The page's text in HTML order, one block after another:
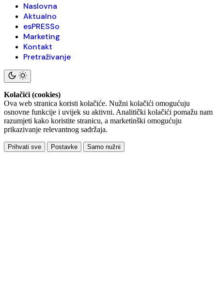
Naslovna
Aktualno
esPRESSo
Marketing
Kontakt
Pretraživanje
Kolačići (cookies)
Ova web stranica koristi kolačiće. Nužni kolačići omogućuju
osnovne funkcije i uvijek su aktivni. Analitički kolačići pomažu nam
razumjeti kako koristite stranicu, a marketinški omogućuju
prikazivanje relevantnog sadržaja.
Prihvati sve Postavke Samo nužni